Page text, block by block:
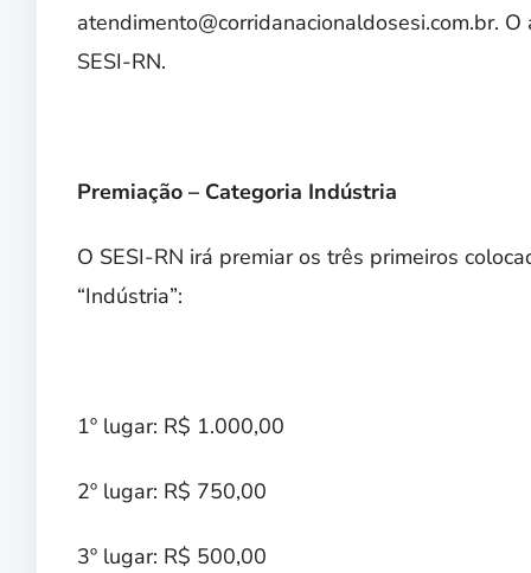
atendimento@corridanacionaldosesi.com.br.
SESI-RN.
Premiação – Categoria Indústria
O SESI-RN irá premiar os três primeiros
“Indústria”:
1º lugar: R$ 1.000,00
2º lugar: R$ 750,00
3º lugar: R$ 500,00